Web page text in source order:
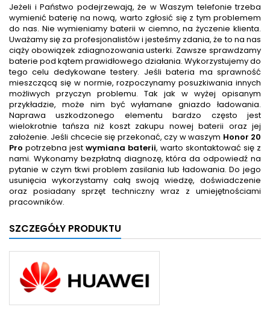
Jeżeli i Państwo podejrzewają, że w Waszym telefonie trzeba
wymienić baterię na nową, warto zgłosić się z tym problemem
do nas. Nie wymieniamy baterii w ciemno, na życzenie klienta.
Uważamy się za profesjonalistów i jesteśmy zdania, że to na nas
ciąży obowiązek zdiagnozowania usterki. Zawsze sprawdzamy
baterie pod kątem prawidłowego działania. Wykorzystujemy do
tego celu dedykowane testery. Jeśli bateria ma sprawność
mieszczącą się w normie, rozpoczynamy posuzkiwania innych
możliwych przyczyn problemu. Tak jak w wyżej opisanym
przykładzie, może nim być wyłamane gniazdo ładowania.
Naprawa uszkodzonego elementu bardzo często jest
wielokrotnie tańsza niż koszt zakupu nowej baterii oraz jej
założenie. Jeśli chcecie się przekonać, czy w waszym Honor 20
Pro potrzebna jest wymiana baterii, warto skontaktować się z
nami. Wykonamy bezpłatną diagnozę, która da odpowiedź na
pytanie w czym tkwi problem zasilania lub ładowania. Do jego
usunięcia wykorzystamy całą swoją wiedzę, doświadczenie
oraz posiadany sprzęt techniczny wraz z umiejętnościami
pracowników.
SZCZEGÓŁY PRODUKTU